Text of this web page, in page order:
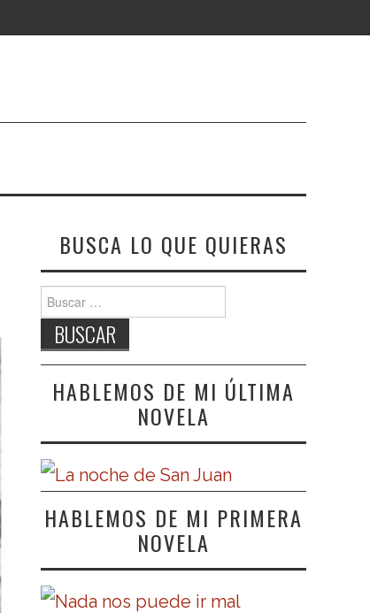
BUSCA LO QUE QUIERAS
Buscar:
HABLEMOS DE MI ÚLTIMA
NOVELA
HABLEMOS DE MI PRIMERA
NOVELA